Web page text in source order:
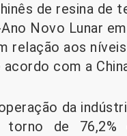
de resina
Novo Lunar
relação aos
com a
da
torno de 76,2%